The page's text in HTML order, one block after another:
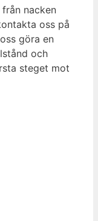
nacken
oss på
göra en
och
steget mot